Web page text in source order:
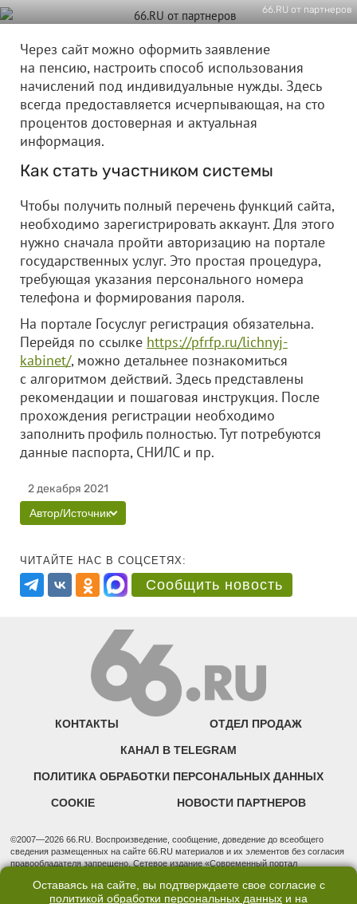
66.RU от партнеров
Через сайт можно оформить заявление
на пенсию, настроить способ использования
начислений под индивидуальные нужды. Здесь
всегда предоставляется исчерпывающая, на сто
процентов достоверная и актуальная
информация.
Как стать участником системы
Чтобы получить полный перечень функций сайта,
необходимо зарегистрировать аккаунт. Для этого
нужно сначала пройти авторизацию на портале
государственных услуг. Это простая процедура,
требующая указания персонального номера
телефона и формирования пароля.
На портале Госуслуг регистрация обязательна.
Перейдя по ссылке https://pfrfp.ru/lichnyj-
kabinet/, можно детальнее познакомиться
с алгоритмом действий. Здесь представлены
рекомендации и пошаговая инструкция. После
прохождения регистрации необходимо
заполнить профиль полностью. Тут потребуются
данные паспорта, СНИЛС и пр.
2 декабря 2021
Автор/Источник
ЧИТАЙТЕ НАС В СОЦСЕТЯХ:
Сообщить новость
КОНТАКТЫ ОТДЕЛ ПРОДАЖ
КАНАЛ В TELEGRAM
ПОЛИТИКА ОБРАБОТКИ ПЕРСОНАЛЬНЫХ ДАННЫХ
COOKIE НОВОСТИ ПАРТНЕРОВ
©2007—2026 66.RU. Воспроизведение, сообщение, доведение до всеобщего
сведения размещенных на сайте 66.RU материалов и их элементов без согласия
правообладателя запрещено. Сетевое издание «Современный портал
надзору в сфере связи, информационных технологий и массовых коммуникаций
(Роскомнадзор). Регистрационный номер ЭЛ № ФС 77 - 76634 от 02.09.2019
Оставаясь на сайте, вы подтверждаете свое согласие с
политикой обработки персональных данных и на